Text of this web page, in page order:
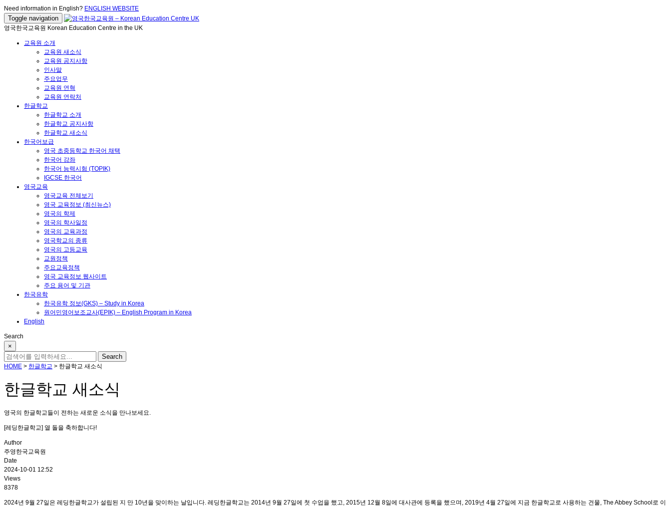
Need information in English? ENGLISH WEBSITE
Toggle navigation
영국한국교육원 Korean Education Centre in the UK
교육원 소개
교육원 새소식
교육원 공지사항
인사말
주요업무
교육원 연혁
교육원 연락처
한글학교
한글학교 소개
한글학교 공지사항
한글학교 새소식
한국어보급
영국 초중등학교 한국어 채택
한국어 강좌
한국어 능력시험 (TOPIK)
IGCSE 한국어
영국교육
영국교육 전체보기
영국 교육정보 (최신뉴스)
영국의 학제
영국의 학사일정
영국의 교육과정
영국학교의 종류
영국의 고등교육
교원정책
주요교육정책
영국 교육정보 웹사이트
주요 용어 및 기관
한국유학
한국유학 정보(GKS) – Study in Korea
원어민영어보조교사(EPIK) – English Program in Korea
English
Search
×
HOME > 한글학교 > 한글학교 새소식
한글학교 새소식
영국의 한글학교들이 전하는 새로운 소식을 만나보세요.
[레딩한글학교] 열 돌을 축하합니다!
Author
주영한국교육원
Date
2024-10-01 12:52
Views
8378
2024년 9월 27일은 레딩한글학교가 설립된 지 만 10년을 맞이하는 날입니다. 레딩한글학교는 2014년 9월 27일에 첫 수업을 했고, 2015년 12월 8일에 대사관에 등록을 했으며, 2019년 4월 27일에 지금 한글학교로 사용하는 건물, The Abbey School로 이